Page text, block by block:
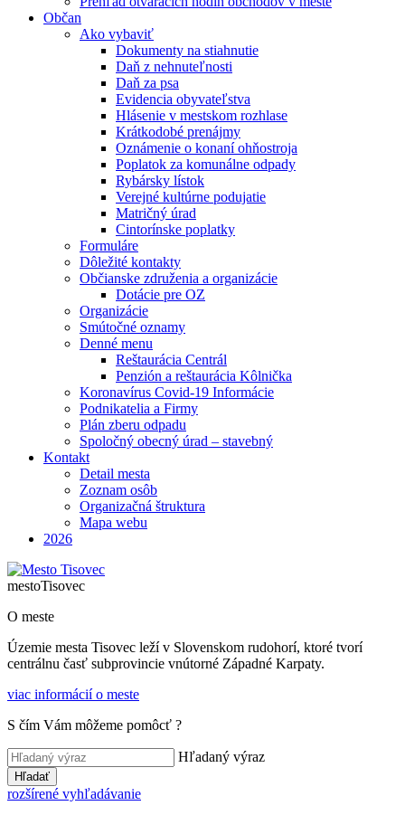
Občan
Ako vybaviť
Dokumenty na stiahnutie
Daň z nehnuteľnosti
Daň za psa
Evidencia obyvateľstva
Hlásenie v mestskom rozhlase
Krátkodobé prenájmy
Oznámenie o konaní ohňostroja
Poplatok za komunálne odpady
Rybársky lístok
Verejné kultúrne podujatie
Matričný úrad
Cintorínske poplatky
Formuláre
Dôležité kontakty
Občianske združenia a organizácie
Dotácie pre OZ
Organizácie
Smútočné oznamy
Denné menu
Reštaurácia Centrál
Penzión a reštaurácia Kôlnička
Koronavírus Covid-19 Informácie
Podnikatelia a Firmy
Plán zberu odpadu
Spoločný obecný úrad – stavebný
Kontakt
Detail mesta
Zoznam osôb
Organizačná štruktura
Mapa webu
2026
mestoTisovec
O meste
Územie mesta Tisovec leží v Slovenskom rudohorí, ktoré tvorí
centrálnu časť subprovincie vnútorné Západné Karpaty.
viac informácií o meste
S čím Vám môžeme pomôcť ?
Hľadaný výraz
Hľadať
rozšírené vyhľadávanie